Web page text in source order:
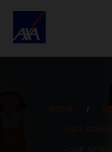
INICIO
VISIT